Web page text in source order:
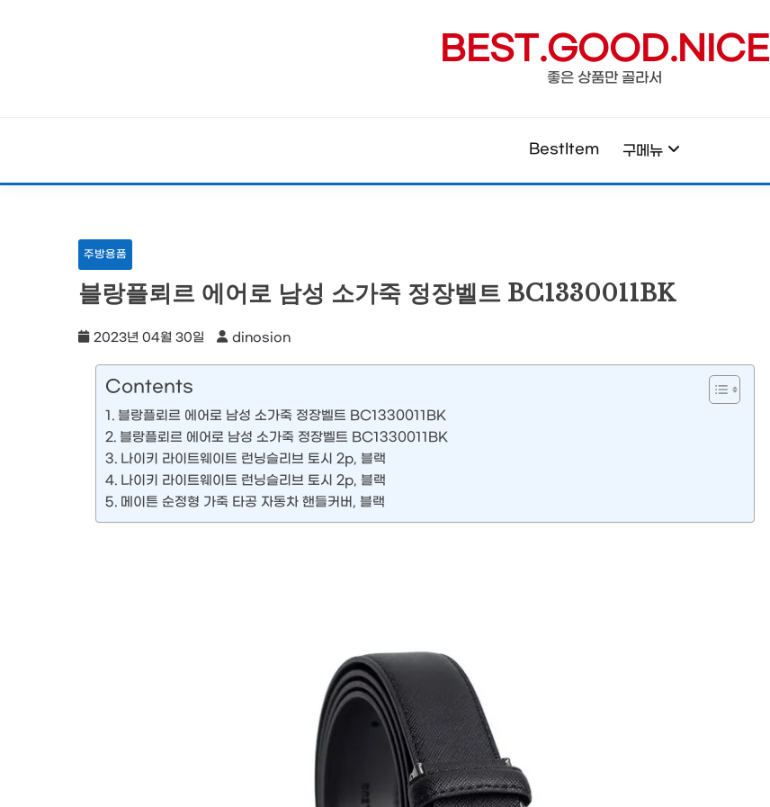
BEST.GOOD.NICE
좋은 상품만 골라서
BestItem 구메뉴
주방용품
블랑플뢰르 에어로 남성 소가죽 정장벨트 BC1330011BK
2023년 04월 30일 dinosion
Contents
블랑플뢰르 에어로 남성 소가죽 정장벨트 BC1330011BK
블랑플뢰르 에어로 남성 소가죽 정장벨트 BC1330011BK
나이키 라이트웨이트 런닝슬리브 토시 2p, 블랙
나이키 라이트웨이트 런닝슬리브 토시 2p, 블랙
메이튼 순정형 가죽 타공 자동차 핸들커버, 블랙